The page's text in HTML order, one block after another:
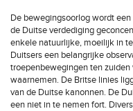
De bewegingsoorlog wordt
de Duitse verdediging
enkele natuurlijke, moeilijk in
Duitsers een belangrijke
troepenbewegingen ten
waarnemen. De Britse linies
van de Duitse kanonnen. De
een niet in te nemen fort.